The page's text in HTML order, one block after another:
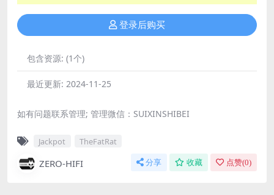
登录后购买
包含资源: (1个)
最近更新: 2024-11-25
如有问题联系管理; 管理微信：SUIXINSHIBEI
Jackpot TheFatRat
ZERO-HIFI 分享 收藏 点赞(0)